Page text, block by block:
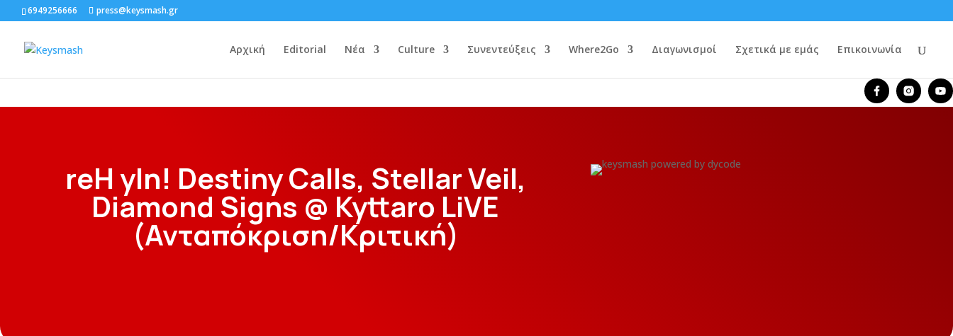
6949256666 press@keysmash.gr
Αρχική Editorial Νέα Culture Συνεντεύξεις Where2Go Διαγωνισμοί Σχετικά με εμάς Επικοινωνία
reH yIn! Destiny Calls, Stellar Veil,
Diamond Signs @ Kyttaro LiVE
(Ανταπόκριση/Κριτική)